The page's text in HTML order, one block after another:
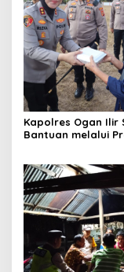
Kapolres Ogan Ilir
Bantuan melalui
Masyarakat Desa